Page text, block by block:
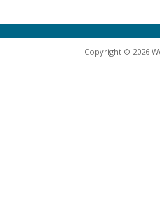
Copyright © 2026